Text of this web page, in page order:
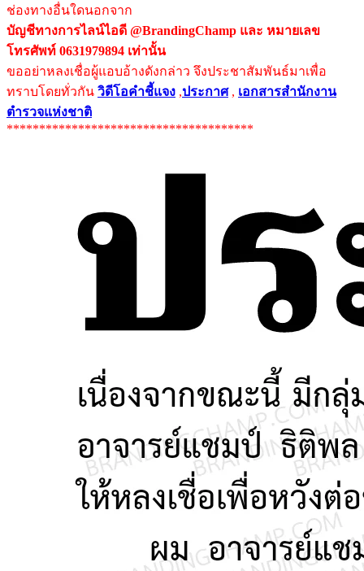
ช่องทางอื่นใดนอกจาก
บัญชีทางการไลน์ไอดี @BrandingChamp และ หมายเลข
โทรศัพท์ 0631979894 เท่านั้น
ขออย่าหลงเชื่อผู้แอบอ้างดังกล่าว จึงประชาสัมพันธ์มาเพื่อ
ทราบโดยทั่วกัน วิดีโอคำชี้แจง ,ประกาศ, เอกสารสำนักงาน
ตำรวจแห่งชาติ
**************************************